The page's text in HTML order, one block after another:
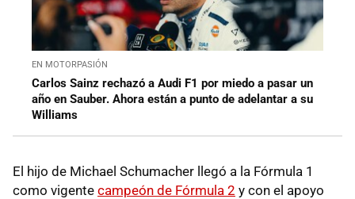
EN MOTORPASIÓN
Carlos Sainz rechazó a Audi F1 por miedo a pasar un
año en Sauber. Ahora están a punto de adelantar a su
Williams
El hijo de Michael Schumacher llegó a la Fórmula 1
como vigente campeón de Fórmula 2 y con el apoyo